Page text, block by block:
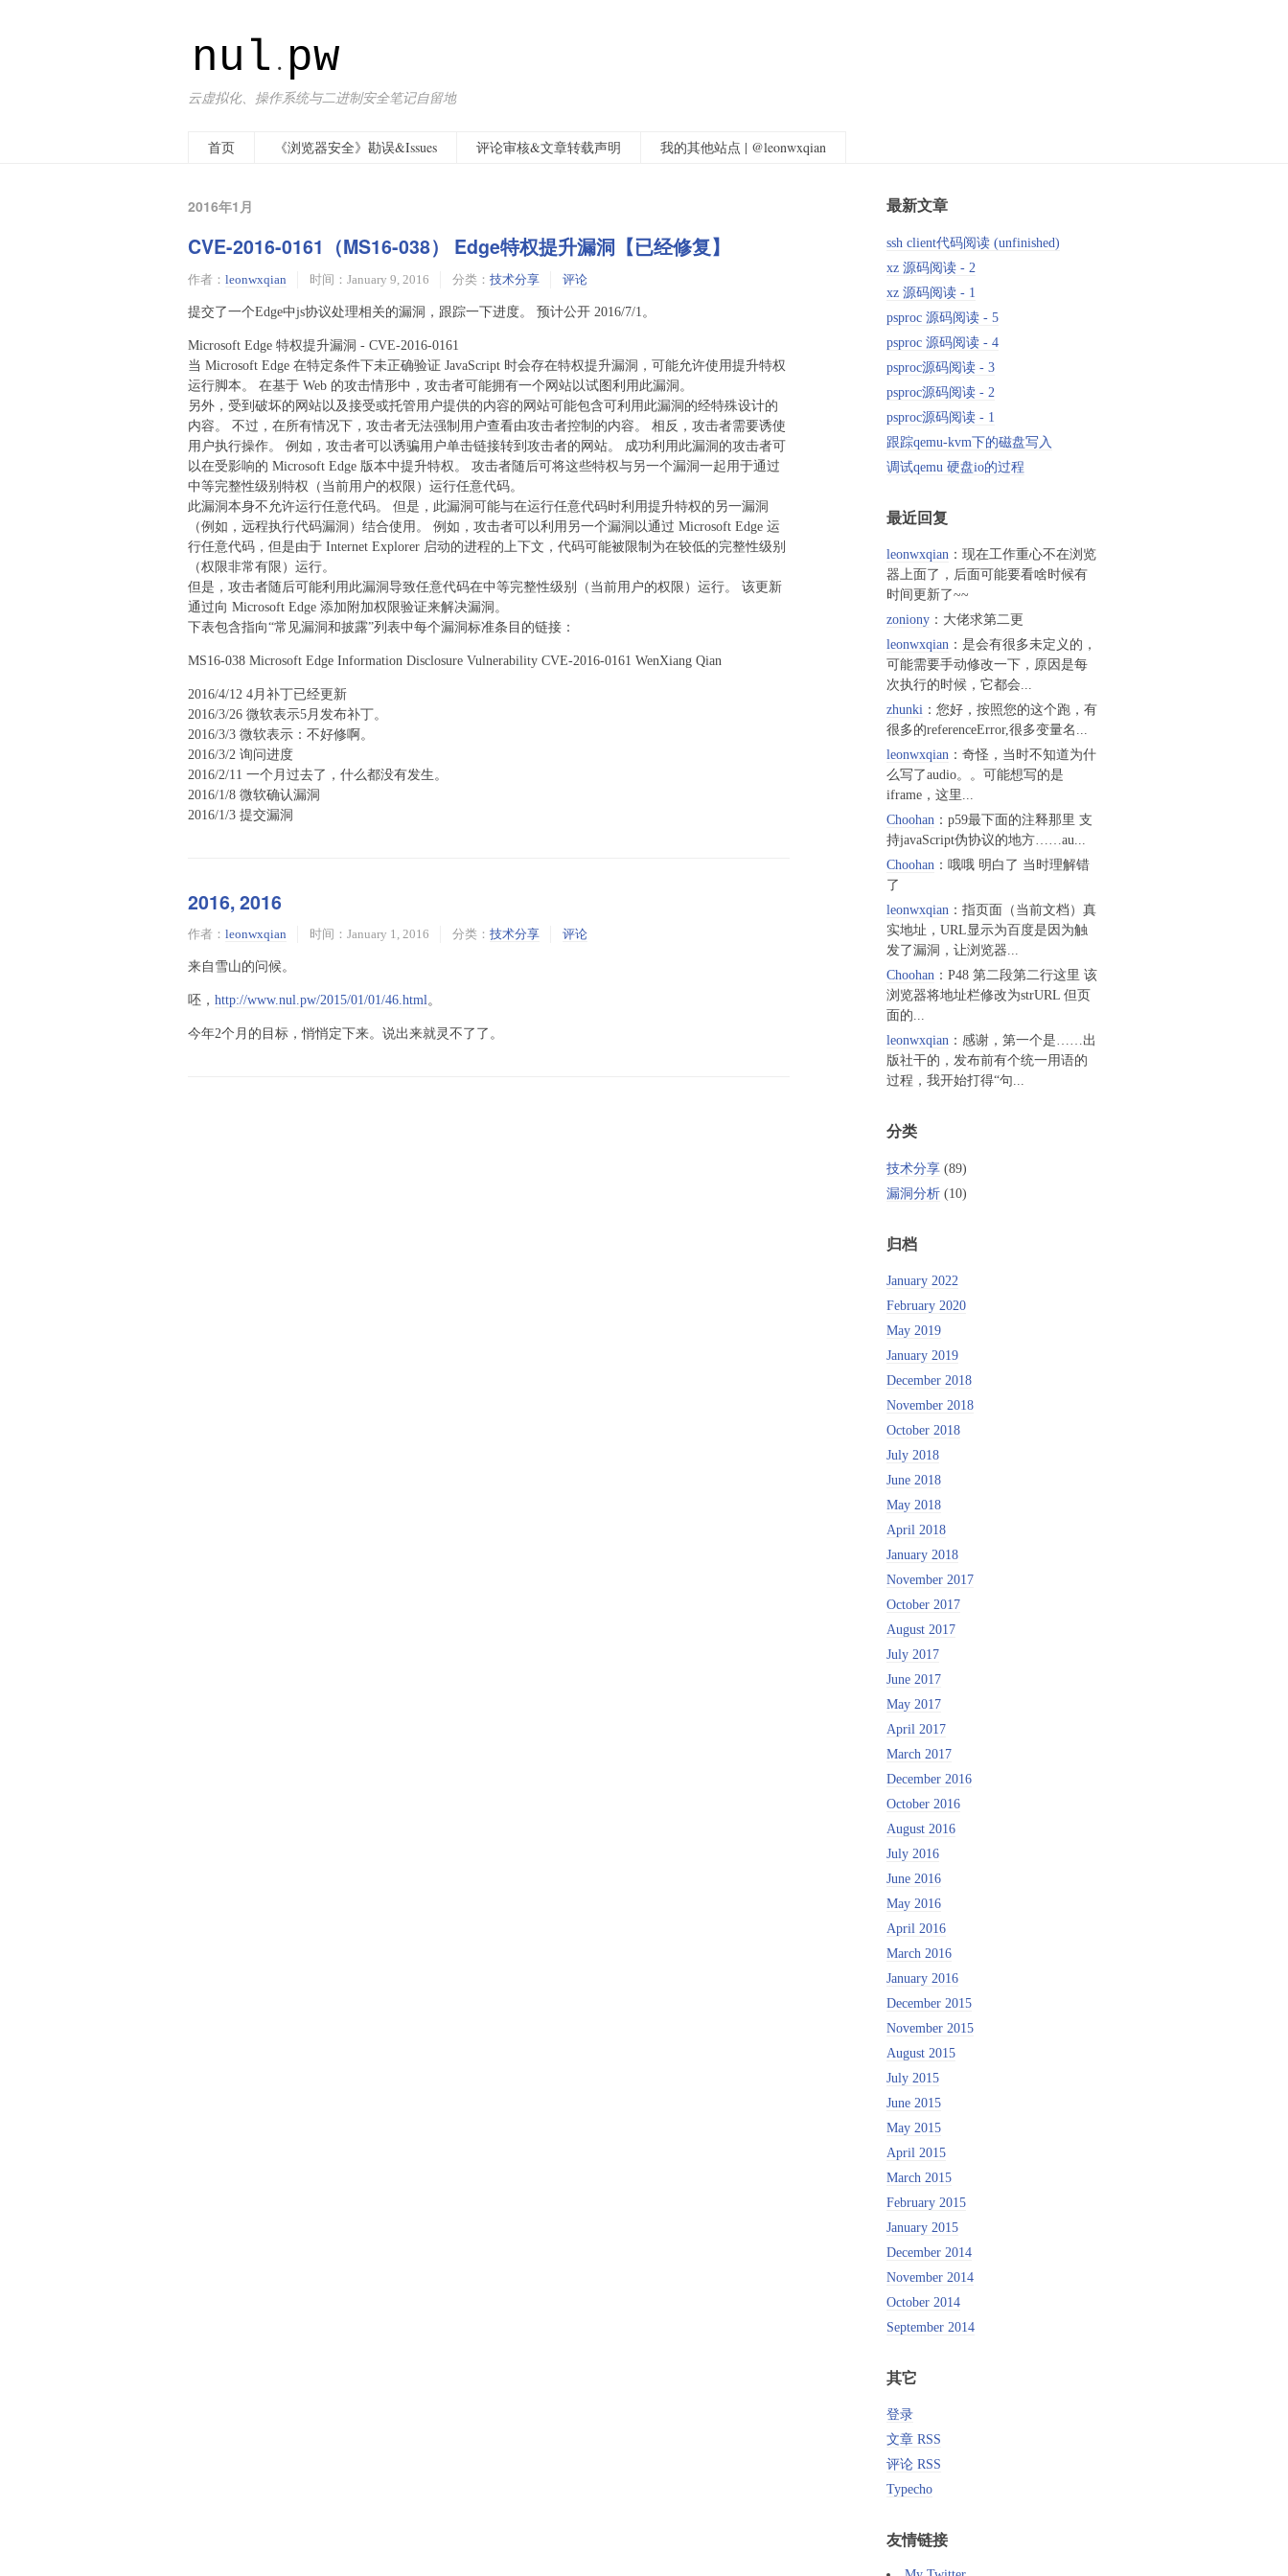
nul . pw
云虚拟化、操作系统与二进制安全笔记自留地
首页 《浏览器安全》勘误&Issues 评论审核&文章转载声明 我的其他站点 | @leonwxqian
2016年1月
CVE-2016-0161（MS16-038） Edge特权提升漏洞【已经修复】
作者： leonwxqian 时间：January 9, 2016 分类： 技术分享 评论
提交了一个Edge中js协议处理相关的漏洞，跟踪一下进度。 预计公开 2016/7/1。
Microsoft Edge 特权提升漏洞 - CVE-2016-0161
当 Microsoft Edge 在特定条件下未正确验证 JavaScript 时会存在特权提升漏洞，可能允许使用提升特权
运行脚本。 在基于 Web 的攻击情形中，攻击者可能拥有一个网站以试图利用此漏洞。
另外，受到破坏的网站以及接受或托管用户提供的内容的网站可能包含可利用此漏洞的经特殊设计的
内容。 不过，在所有情况下，攻击者无法强制用户查看由攻击者控制的内容。 相反，攻击者需要诱使
用户执行操作。 例如，攻击者可以诱骗用户单击链接转到攻击者的网站。 成功利用此漏洞的攻击者可
以在受影响的 Microsoft Edge 版本中提升特权。 攻击者随后可将这些特权与另一个漏洞一起用于通过
中等完整性级别特权（当前用户的权限）运行任意代码。
此漏洞本身不允许运行任意代码。 但是，此漏洞可能与在运行任意代码时利用提升特权的另一漏洞
（例如，远程执行代码漏洞）结合使用。 例如，攻击者可以利用另一个漏洞以通过 Microsoft Edge 运
行任意代码，但是由于 Internet Explorer 启动的进程的上下文，代码可能被限制为在较低的完整性级别
（权限非常有限）运行。
但是，攻击者随后可能利用此漏洞导致任意代码在中等完整性级别（当前用户的权限）运行。 该更新
通过向 Microsoft Edge 添加附加权限验证来解决漏洞。
下表包含指向“常见漏洞和披露”列表中每个漏洞标准条目的链接：
MS16-038 Microsoft Edge Information Disclosure Vulnerability CVE-2016-0161 WenXiang Qian
2016/4/12 4月补丁已经更新
2016/3/26 微软表示5月发布补丁。
2016/3/3 微软表示：不好修啊。
2016/3/2 询问进度
2016/2/11 一个月过去了，什么都没有发生。
2016/1/8 微软确认漏洞
2016/1/3 提交漏洞
2016, 2016
作者： leonwxqian 时间：January 1, 2016 分类： 技术分享 评论
来自雪山的问候。
呸， http://www.nul.pw/2015/01/01/46.html。
今年2个月的目标，悄悄定下来。说出来就灵不了了。
最新文章
ssh client代码阅读 (unfinished)
xz 源码阅读 - 2
xz 源码阅读 - 1
psproc 源码阅读 - 5
psproc 源码阅读 - 4
psproc源码阅读 - 3
psproc源码阅读 - 2
psproc源码阅读 - 1
跟踪qemu-kvm下的磁盘写入
调试qemu 硬盘io的过程
最近回复
leonwxqian：现在工作重心不在浏览
器上面了，后面可能要看啥时候有
时间更新了~~
zoniony：大佬求第二更
leonwxqian：是会有很多未定义的，
可能需要手动修改一下，原因是每
次执行的时候，它都会...
zhunki：您好，按照您的这个跑，有
很多的referenceError,很多变量名...
leonwxqian：奇怪，当时不知道为什
么写了audio。。可能想写的是
iframe，这里...
Choohan：p59最下面的注释那里 支
持javaScript伪协议的地方……au...
Choohan：哦哦 明白了 当时理解错
了
leonwxqian：指页面（当前文档）真
实地址，URL显示为百度是因为触
发了漏洞，让浏览器...
Choohan：P48 第二段第二行这里 该
浏览器将地址栏修改为strURL 但页
面的...
leonwxqian：感谢，第一个是……出
版社干的，发布前有个统一用语的
过程，我开始打得“句...
分类
技术分享(89)
漏洞分析(10)
归档
January 2022
February 2020
May 2019
January 2019
December 2018
November 2018
October 2018
July 2018
June 2018
May 2018
April 2018
January 2018
November 2017
October 2017
August 2017
July 2017
June 2017
May 2017
April 2017
March 2017
December 2016
October 2016
August 2016
July 2016
June 2016
May 2016
April 2016
March 2016
January 2016
December 2015
November 2015
August 2015
July 2015
June 2015
May 2015
April 2015
March 2015
February 2015
January 2015
December 2014
November 2014
October 2014
September 2014
其它
登录
文章 RSS
评论 RSS
Typecho
友情链接